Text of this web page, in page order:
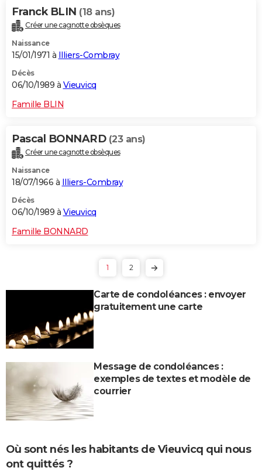
Franck BLIN (18 ans)
Créer une cagnotte obsèques
Naissance
15/01/1971 à Illiers-Combray
Décès
06/10/1989 à Vieuvicq
Famille BLIN
Pascal BONNARD (23 ans)
Créer une cagnotte obsèques
Naissance
18/07/1966 à Illiers-Combray
Décès
06/10/1989 à Vieuvicq
Famille BONNARD
1 2
Carte de condoléances : envoyer
gratuitement une carte
Message de condoléances :
exemples de textes et modèle de
courrier
Où sont nés les habitants de Vieuvicq qui nous
ont quittés ?